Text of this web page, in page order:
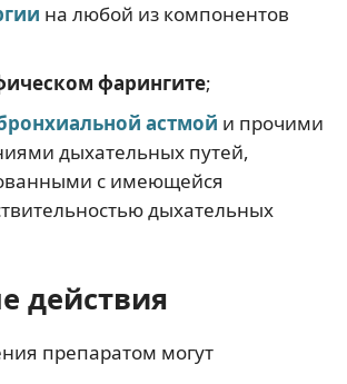
на любой из компонентов
фарингите;
астмой и прочими
дыхательных путей,
с имеющейся
дыхательных
действия
препаратом могут